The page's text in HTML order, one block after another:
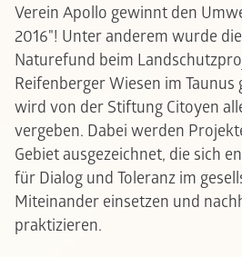
Verein Apollo gewinnt den
2016"! Unter anderem wurde
Naturefund beim
Reifenberger Wiesen im
wird von der Stiftung Citoyen
vergeben. Dabei werden
Gebiet ausgezeichnet, die sich
für Dialog und Toleranz im
Miteinander einsetzen und
praktizieren.